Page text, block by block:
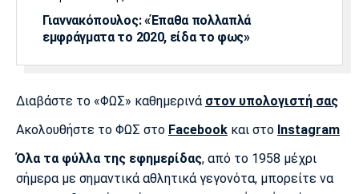
Πόρτο Μπενφίκα
Γιαννακόπουλος: «Έπαθα πολλαπλά
εμφράγματα το 2020, είδα το φως»
Διαβάστε το «ΦΩΣ» καθημερινά στον υπολογιστή σας
Ακολουθήστε το ΦΩΣ στο Facebook και στο Instagram
Όλα τα φύλλα της εφημερίδας, από το 1958 μέχρι
σήμερα με σημαντικά αθλητικά γεγονότα, μπορείτε να